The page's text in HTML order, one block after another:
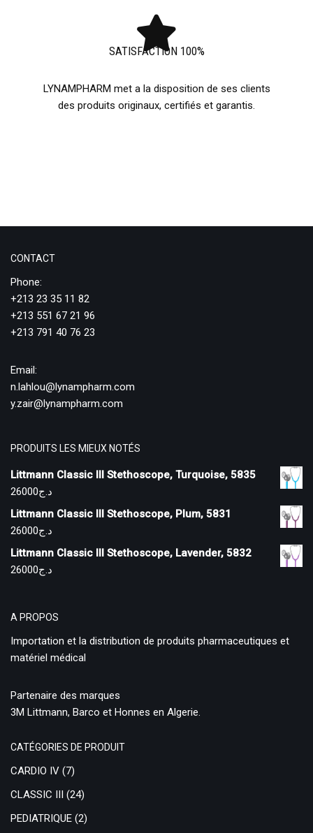
SATISFACTION 100%
LYNAMPHARM met a la disposition de ses clients
des produits originaux, certifiés et garantis.
CONTACT
Phone:
+213 23 35 11 82
+213 551 67 21 96
+213 791 40 76 23
Email:
n.lahlou@lynampharm.com
y.zair@lynampharm.com
PRODUITS LES MIEUX NOTÉS
Littmann Classic III Stethoscope, Turquoise, 5835
د.ج26000
Littmann Classic III Stethoscope, Plum, 5831
د.ج26000
Littmann Classic III Stethoscope, Lavender, 5832
د.ج26000
A PROPOS
Importation et la distribution de produits pharmaceutiques et
matériel médical
Partenaire des marques
3M Littmann, Barco et Honnes en Algerie.
CATÉGORIES DE PRODUIT
CARDIO IV (7)
CLASSIC III (24)
PEDIATRIQUE (2)